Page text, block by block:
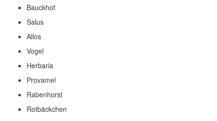
Bauckhof
Salus
Allos
Vogel
Herbaria
Provamel
Rabenhorst
Rotbäckchen